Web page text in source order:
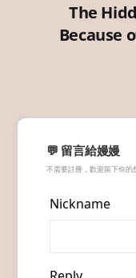
The
Because
💬 留言給嫚嫚
不需要註冊，歡迎留下你的